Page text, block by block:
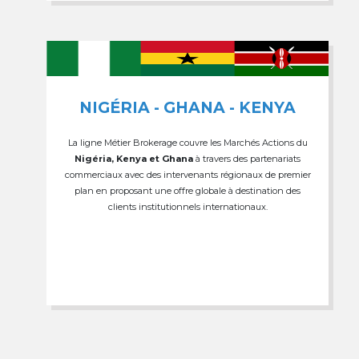
NIGÉRIA - GHANA - KENYA
La ligne Métier Brokerage couvre les Marchés Actions du
Nigéria, Kenya et Ghana à travers des partenariats
commerciaux avec des intervenants régionaux de premier
plan en proposant une offre globale à destination des
clients institutionnels internationaux.